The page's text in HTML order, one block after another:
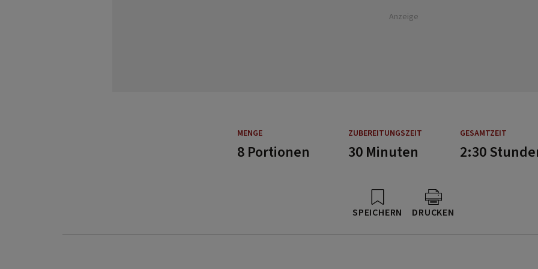
Anzeige
MENGE ZUBEREITUNGSZEIT GESAMTZEIT
8 Portionen 30 Minuten 2:30
SPEICHERN DRUCKEN